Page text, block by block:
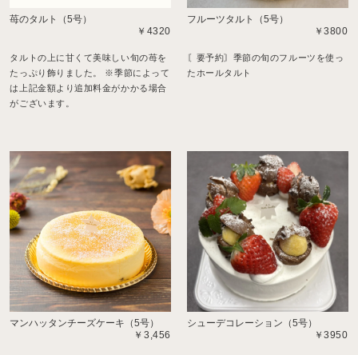
苺のタルト（5号）
￥4320
タルトの上に甘くて美味しい旬の苺を
たっぷり飾りました。 ※季節によって
は上記金額より追加料金がかかる場合
がございます。
フルーツタルト（5号）
￥3800
〘要予約〙季節の旬のフルーツを使っ
たホールタルト
マンハッタンチーズケーキ（5号）
￥3,456
シューデコレーション（5号）
￥3950